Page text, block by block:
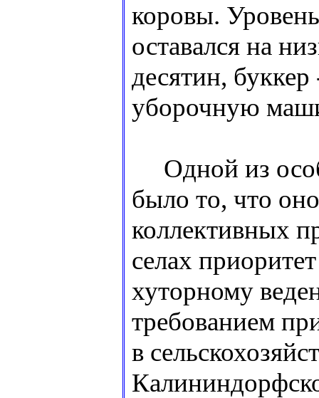
коровы.
оставался на
десятин,
уборочную
Одной из
было то, что
коллективных
селах
хуторному
требованием
в